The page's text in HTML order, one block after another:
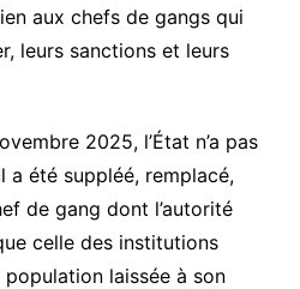
aux chefs de gangs qui
leurs sanctions et leurs
2025, l’État n’a pas
a été suppléé, remplacé,
de gang dont l’autorité
celle des institutions
laissée à son